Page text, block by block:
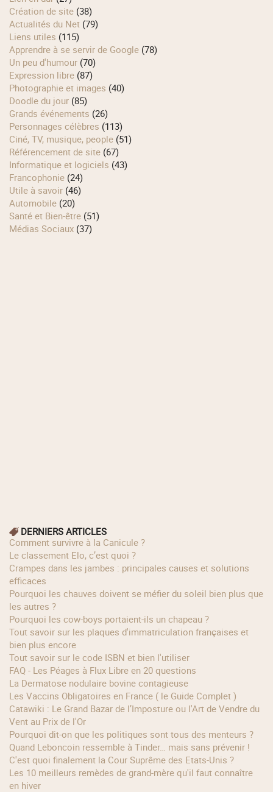
Création de site (38)
Actualités du Net (79)
Liens utiles (115)
Apprendre à se servir de Google (78)
Un peu d'humour (70)
Expression libre (87)
Photographie et images (40)
Doodle du jour (85)
Grands événements (26)
Personnages célèbres (113)
Ciné, TV, musique, people (51)
Référencement de site (67)
Informatique et logiciels (43)
Francophonie (24)
Utile à savoir (46)
Automobile (20)
Santé et Bien-être (51)
Médias Sociaux (37)
DERNIERS ARTICLES
Comment survivre à la Canicule ?
Le classement Elo, c’est quoi ?
Crampes dans les jambes : principales causes et solutions
efficaces
Pourquoi les chauves doivent se méfier du soleil bien plus que
les autres ?
Pourquoi les cow‑boys portaient‑ils un chapeau ?
Tout savoir sur les plaques d'immatriculation françaises et
bien plus encore
Tout savoir sur le code ISBN et bien l'utiliser
FAQ - Les Péages à Flux Libre en 20 questions
La Dermatose nodulaire bovine contagieuse
Les Vaccins Obligatoires en France ( le Guide Complet )
Catawiki : Le Grand Bazar de l’Imposture ou l'Art de Vendre du
Vent au Prix de l'Or
Pourquoi dit-on que les politiques sont tous des menteurs ?
Quand Leboncoin ressemble à Tinder… mais sans prévenir !
C'est quoi finalement la Cour Suprême des Etats-Unis ?
Les 10 meilleurs remèdes de grand-mère qu'il faut connaître
en hiver